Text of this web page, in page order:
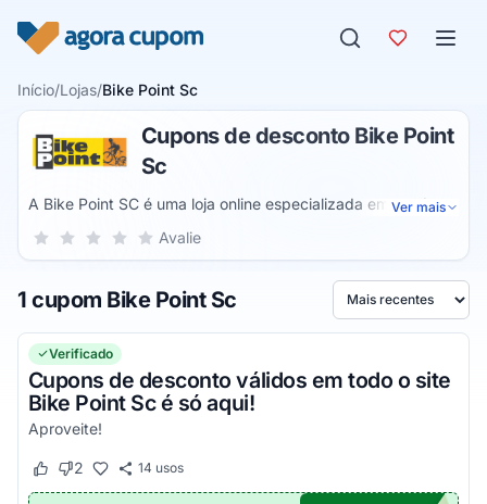
Início/Lojas/Bike Point Sc
Cupons de desconto Bike Point
Sc
A Bike Point SC é uma loja online especializada em produtos
de bicicleta. Assim, você pode encontrar tudo o que precisa
Ver mais
Sua nota para Bike Point Sc, de 1 a 5 estrelas
5 estrelas
4 estrelas
3 estrelas
2 estrelas
1 estrela Avalie
1 cupom Bike Point Sc Ordenar por
Verificado
Cupons de desconto válidos em todo o site
Bike Point Sc é só aqui!
Aproveite!
Este cupom funcionou
Este cupom não funcionou
2 14 usos